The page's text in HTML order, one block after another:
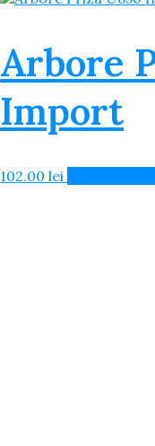
Arbore
Import
102.00 lei